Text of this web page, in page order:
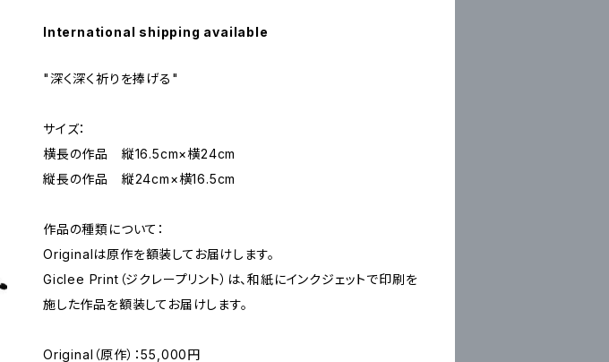
International shipping available
"深く深く祈りを捧げる"
サイズ：
横長の作品 縦16.5cm×横24cm
縦長の作品 縦24cm×横16.5cm
作品の種類について：
Originalは原作を額装してお届けします。
Giclee Print（ジクレープリント）は、和紙にインクジェットで印刷を
施した作品を額装してお届けします。
Original（原作）：55,000円